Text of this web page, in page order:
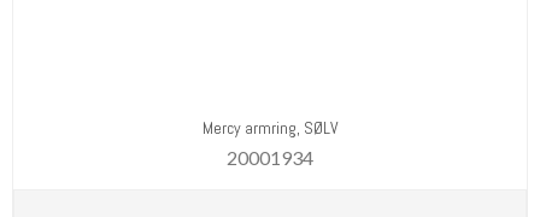
Mercy armring, SØLV
20001934